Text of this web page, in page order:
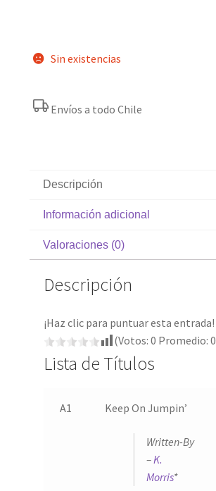
Sin existencias
Envíos a todo Chile
Descripción
Información adicional
Valoraciones (0)
Descripción
¡Haz clic para puntuar esta entrada!
(Votos: 0 Promedio: 0
Lista de Títulos
A1 Keep On Jumpin’
Written-By
–K.
Morris*